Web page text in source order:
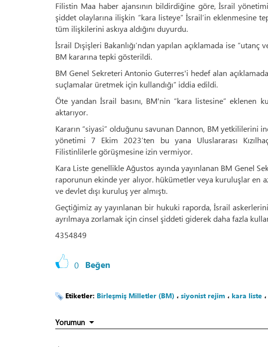
Filistin Maa haber ajansının bildirdiğine göre, İsrail
şiddet olaylarına ilişkin “kara listeye” İsrail’in eklenmesine
tüm ilişkilerini askıya aldığını duyurdu.
İsrail Dışişleri Bakanlığı’ndan yapılan açıklamada ise
BM kararına tepki gösterildi.
BM Genel Sekreteri Antonio Guterres'i hedef alan
suçlamalar üretmek için kullandığı” iddia edildi.
Öte yandan İsrail basını, BM'nin “kara listesine” eklenen
aktarıyor.
Kararın “siyasi” olduğunu savunan Dannon, BM yetkililerini
yönetimi 7 Ekim 2023’ten bu yana Uluslararası
Filistinlilerle görüşmesine izin vermiyor.
Kara Liste genellikle Ağustos ayında yayınlanan BM Genel
raporunun ekinde yer alıyor. hükümetler veya kuruluşlar en
ve devlet dışı kuruluş yer almıştı.
Geçtiğimiz ay yayınlanan bir hukuki raporda, İsrail
ayrılmaya zorlamak için cinsel şiddeti giderek daha fazla
4354849
0 Beğen
Etiketler: Birleşmiş Milletler (BM) ، siyonist rejim ، kara liste ،
Yorumun